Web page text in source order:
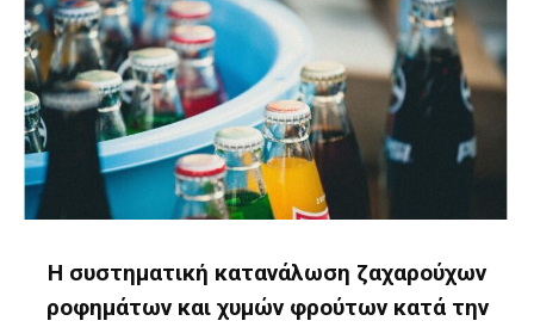
Η συστηματική κατανάλωση ζαχαρούχων
ροφημάτων και χυμών φρούτων κατά την